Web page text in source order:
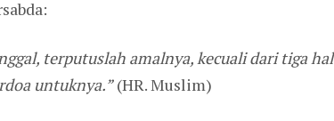
terputuslah amalnya, kecuali dari tiga
untuknya.”(HR. Muslim)